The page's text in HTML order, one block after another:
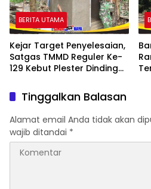
BERITA UTAMA
Kejar Target Penyelesaian,
Satgas TMMD Reguler Ke-
129 Kebut Plester Dinding
Tinggalkan Balasan
Alamat email Anda tidak akan
wajib ditandai *